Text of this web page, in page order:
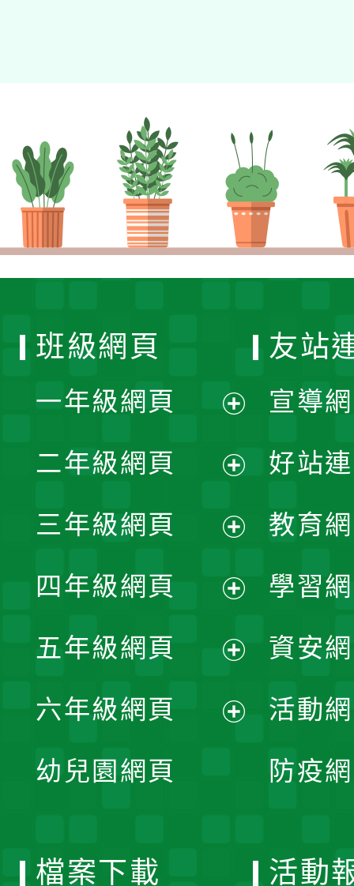
班級網頁
一年級網頁
開
選
單
二年級網頁
開
選
單
三年級網頁
開
選
單
四年級網頁
開
選
五年級網頁
開
六年級網頁
幼兒園網頁
友站
宣導
好站
教育
學習
資安
活動
防疫
檔案下載 活動